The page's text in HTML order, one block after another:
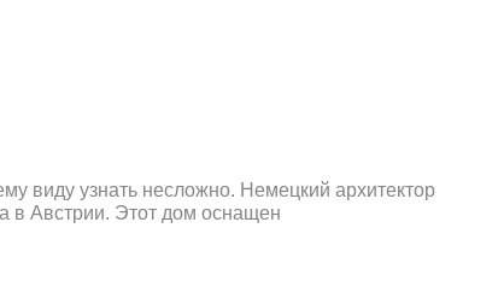
виду узнать несложно. Немецкий архитектор
в Австрии. Этот дом оснащен